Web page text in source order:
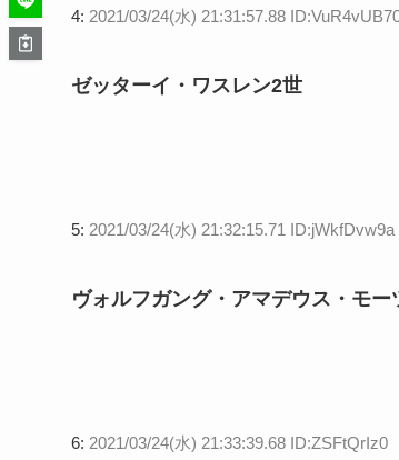
4: 2021/03/24(水) 21:31:57.88
ゼッターイ・ワスレン2世
5: 2021/03/24(水) 21:32:15.71 ID:jWkfDvw9a
ヴォルフガング・アマデウス・モー
6: 2021/03/24(水) 21:33:39.68 ID:ZSFtQrIz0